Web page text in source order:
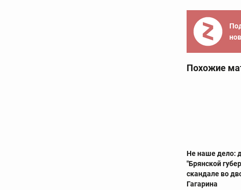
Похожие
Не наше дело:
"Брянской
скандале во
Гагарина